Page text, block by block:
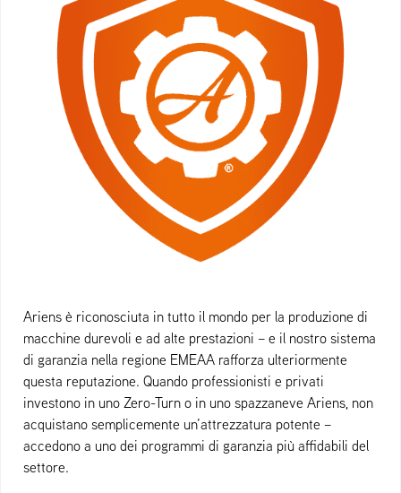
Ariens è riconosciuta in tutto il mondo per la produzione di
macchine durevoli e ad alte prestazioni – e il nostro sistema
di garanzia nella regione EMEAA rafforza ulteriormente
questa reputazione. Quando professionisti e privati
investono in uno Zero-Turn o in uno spazzaneve Ariens, non
acquistano semplicemente un’attrezzatura potente –
accedono a uno dei programmi di garanzia più affidabili del
settore.